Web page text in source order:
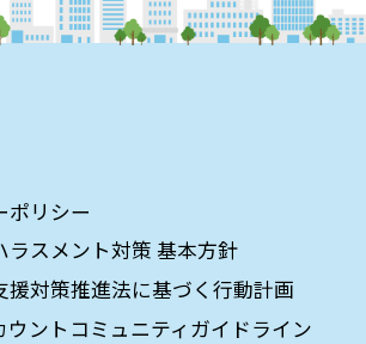
ポリシー
ラスメント対策 基本方針
援対策推進法に基づく⾏動計画
ウントコミュニティガイドライン